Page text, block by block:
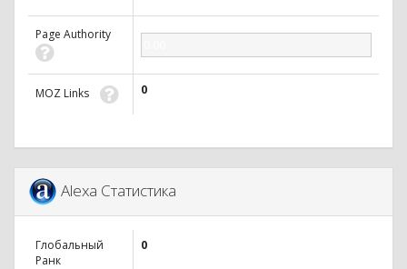
Page Authority
MOZ Links 0
Alexa Статистика
Глобальный
Ранк
0